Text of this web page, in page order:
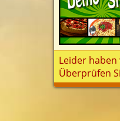
Leider
Überprüfen